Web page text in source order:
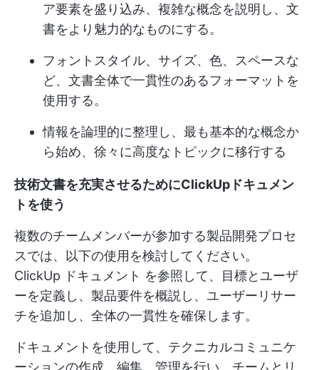
ア要素を盛り込み、複雑な概念を説明し、文
書をより魅力的なものにする。
フォントスタイル、サイズ、色、スペースな
ど、文書全体で一貫性のあるフォーマットを
使用する。
情報を論理的に整理し、最も基本的な概念か
ら始め、徐々に高度なトピックに移行する
技術文書を充実させるためにClickUpドキュメン
トを使う
複数のチームメンバーが参加する製品開発プロセ
スでは、以下の使用を検討してください。
ClickUp ドキュメント を参照して、目標とユーザ
ーを定義し、製品要件を概説し、ユーザーリサー
チを追加し、全体の一貫性を確保します。
ドキュメントを使用して、テクニカルコミュニケ
ーションの作成、編集、管理を行い、チームとリ